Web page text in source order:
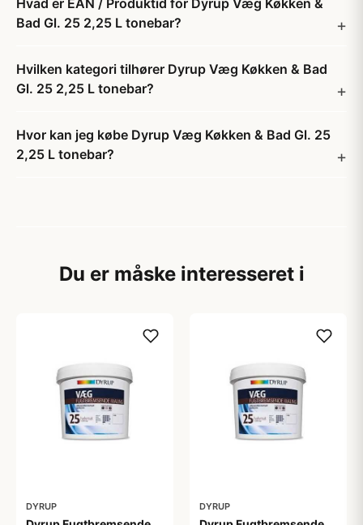
Hvad er EAN / Produktid for Dyrup Væg Køkken &
Bad Gl. 25 2,25 L tonebar?
Hvilken kategori tilhører Dyrup Væg Køkken & Bad
Gl. 25 2,25 L tonebar?
Hvor kan jeg købe Dyrup Væg Køkken & Bad Gl. 25
2,25 L tonebar?
Du er måske interesseret i
DYRUP DYRUP